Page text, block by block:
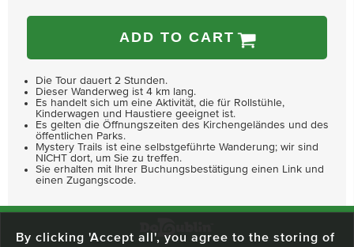
ADD TO CART
Die Tour dauert 2 Stunden.
Dieser Wanderweg ist 4 km lang.
Es handelt sich um eine Aktivität, die für Rollstühle,
Kinderwagen und Haustiere geeignet ist.
Es gelten die Öffnungszeiten des Kirchengeländes und des
öffentlichen Parks.
Mystery Trails ist eine selbstgeführte Wanderung; wir sind
NICHT dort, um Sie zu treffen.
Sie erhalten mit Ihrer Buchungsbestätigung einen Link und
einen Zugangscode.
By clicking 'Accept all', you agree to the storing of